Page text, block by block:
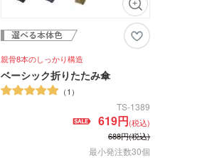
親骨8本のしっかり構造
ベーシック折りたたみ傘
1
TS-1389
619円(税込)
688円(税込)
最小発注数30個